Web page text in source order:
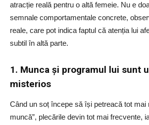
atracție reală pentru o altă femeie. Nu e
semnale comportamentale concrete,
reale, care pot indica faptul că atenția lui
subtil în altă parte.
1. Munca și programul lui sunt
misterios
Când un soț începe să își petreacă tot mai
muncă”, plecările devin tot mai frecvente,